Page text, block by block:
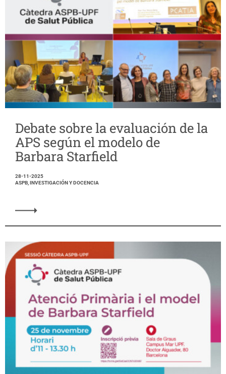
Debate sobre la evaluación de la
APS según el modelo de
Barbara Starfield
28-11-2025
ASPB, INVESTIGACIÓN Y DOCENCIA